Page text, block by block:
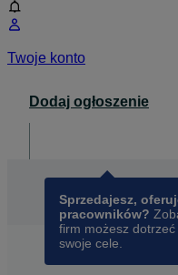
Twoje konto
Dodaj ogłoszenie
Sprzedajesz,
pracowników?
firm możesz
swoje cele.